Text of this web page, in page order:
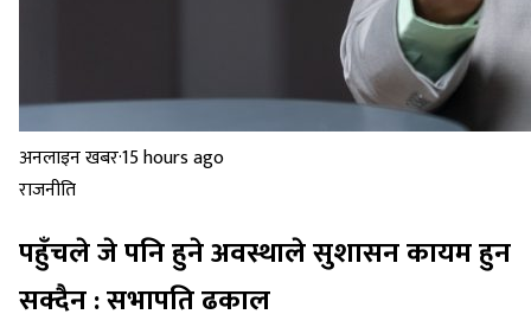
अनलाइन खबर·15 hours ago
राजनीति
पहुँचले जे पनि हुने अवस्थाले सुशासन कायम हुन
सक्दैन : सभापति ढकाल